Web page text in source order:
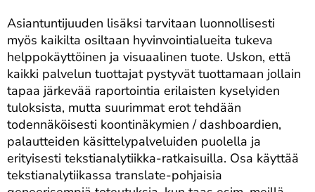
Asiantuntijuuden lisäksi tarvitaan luonnollisesti
myös kaikilta osiltaan hyvinvointialueita tukeva
helppokäyttöinen ja visuaalinen tuote. Uskon, että
kaikki palvelun tuottajat pystyvät tuottamaan jollain
tapaa järkevää raportointia erilaisten kyselyiden
tuloksista, mutta suurimmat erot tehdään
todennäköisesti koontinäkymien / dashboardien,
palautteiden käsittelypalveluiden puolella ja
erityisesti tekstianalytiikka-ratkaisuilla. Osa käyttää
tekstianalytiikassa translate-pohjaisia